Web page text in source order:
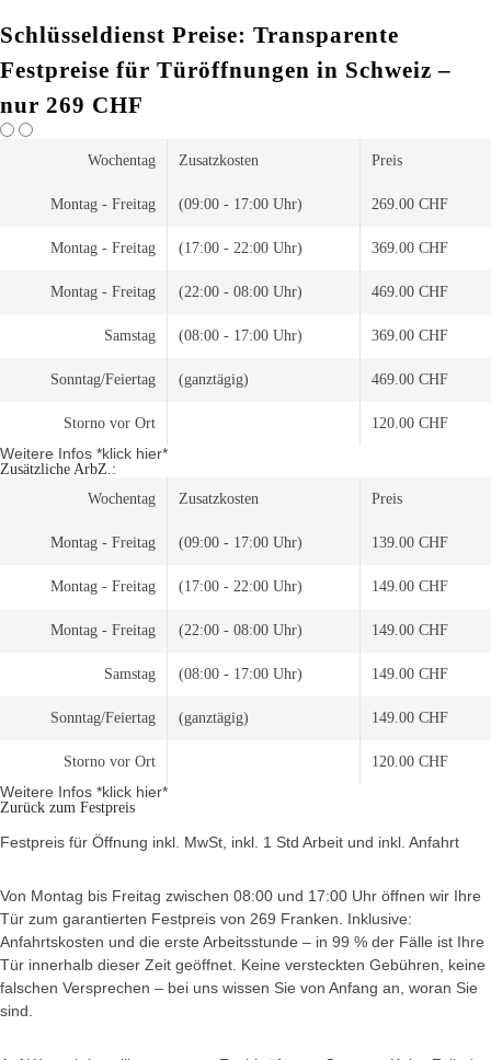
Schlüsseldienst Preise: Transparente
Festpreise für Türöffnungen in Schweiz –
nur 269 CHF
Wochentag Zusatzkosten Preis
Montag - Freitag (09:00 - 17:00 Uhr) 269.00 CHF
Montag - Freitag (17:00 - 22:00 Uhr) 369.00 CHF
Montag - Freitag (22:00 - 08:00 Uhr) 469.00 CHF
Samstag (08:00 - 17:00 Uhr) 369.00 CHF
Sonntag/Feiertag (ganztägig) 469.00 CHF
Storno vor Ort 120.00 CHF
Weitere Infos *klick hier*
Zusätzliche ArbZ.:
Wochentag
Zusatzkosten Preis
Montag - Freitag (09:00 - 17:00 Uhr) 139.00 CHF
Montag - Freitag (17:00 - 22:00 Uhr) 149.00 CHF
Montag - Freitag (22:00 - 08:00 Uhr) 149.00 CHF
Samstag (08:00 - 17:00 Uhr) 149.00 CHF
Sonntag/Feiertag (ganztägig) 149.00 CHF
Storno vor Ort 120.00 CHF
Weitere Infos *klick hier*
Zurück zum Festpreis
Festpreis für Öffnung inkl. MwSt, inkl. 1 Std Arbeit und inkl. Anfahrt
Von Montag bis Freitag zwischen 08:00 und 17:00 Uhr öffnen wir Ihre
Tür zum garantierten Festpreis von 269 Franken. Inklusive:
Anfahrtskosten und die erste Arbeitsstunde – in 99 % der Fälle ist Ihre
Tür innerhalb dieser Zeit geöffnet. Keine versteckten Gebühren, keine
falschen Versprechen – bei uns wissen Sie von Anfang an, woran Sie
sind.